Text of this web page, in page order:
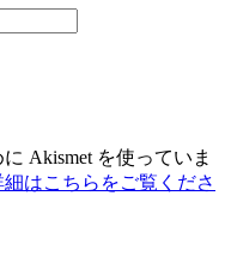
Akismet を使っていま
はこちらをご覧くださ